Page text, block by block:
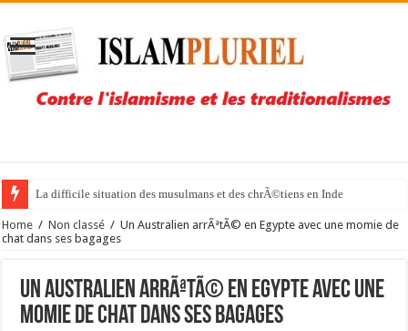
La difficile situation des musulmans et des chrÃ©tiens en Inde
Home / Non classé / Un Australien arrÃªtÃ© en Egypte avec une momie de
chat dans ses bagages
Un Australien arrÃªtÃ© en Egypte avec une
momie de chat dans ses bagages